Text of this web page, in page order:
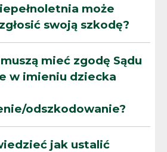
może
swoją szkodę?
mieć zgodę Sądu
w imieniu dziecka
odszkodowanie?
jak ustalić